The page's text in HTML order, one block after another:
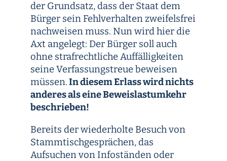
der Grundsatz, dass der Staat dem
Bürger sein Fehlverhalten zweifelsfrei
nachweisen muss. Nun wird hier die
Axt angelegt: Der Bürger soll auch
ohne strafrechtliche Auffälligkeiten
seine Verfassungstreue beweisen
müssen.In diesem Erlass wird nichts
anderes als eine Beweislastumkehr
beschrieben!
Bereits der wiederholte Besuch von
Stammtischgesprächen, das
Aufsuchen von Infoständen oder